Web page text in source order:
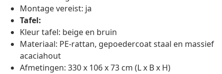
Montage vereist: ja
Tafel:
Kleur tafel: beige en bruin
Materiaal: PE-rattan, gepoedercoat staal en massief
acaciahout
Afmetingen: 330 x 106 x 73 cm (L x B x H)